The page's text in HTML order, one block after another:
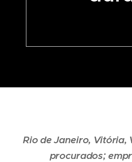
Rio de Janeiro, Vitória,
procurados;